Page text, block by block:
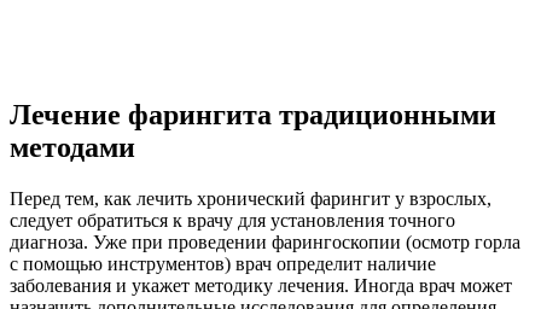
Лечение фарингита традиционными
методами
Перед тем, как лечить хронический фарингит у взрослых,
следует обратиться к врачу для установления точного
диагноза. Уже при проведении фарингоскопии (осмотр горла
с помощью инструментов) врач определит наличие
заболевания и укажет методику лечения. Иногда врач может